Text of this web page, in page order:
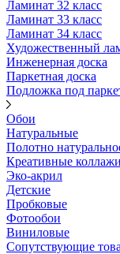
Ламинат 32 класс
Ламинат 33 класс
Ламинат 34 класс
Художественный
Инженерная доска
Паркетная доска
Подложка под
Обои
Натуральные
Полотно
Креативные коллажи
Эко-акрил
Детские
Пробковые
Фотообои
Виниловые
Сопутствующие